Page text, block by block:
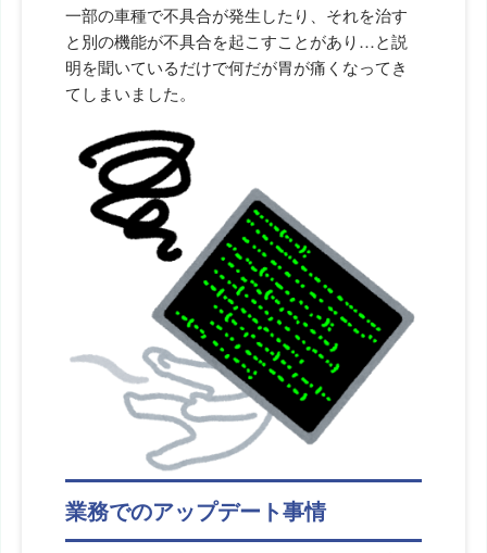
一部の車種で不具合が発生したり、それを治す
と別の機能が不具合を起こすことがあり…と説
明を聞いているだけで何だが胃が痛くなってき
てしまいました。
業務でのアップデート事情